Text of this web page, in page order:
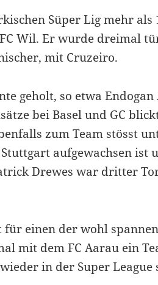
Süper Lig mehr als
Wil. Er wurde dreimal
mit Cruzeiro.
geholt, so etwa
bei Basel und GC
zum Team stösst
aufgewachsen ist
Drewes war dritter
für einen der wohl
mit dem FC Aarau ein
in der Super League